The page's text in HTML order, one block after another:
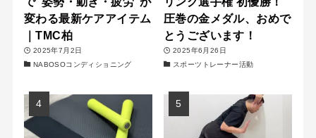
変わる最新ケアアイテム
｜TMC柏
2025年7月2日
NABOSOコンディショニング
圧巻の金メダル、おめで
とうございます！
2025年6月26日
スポーツトレーナー活動